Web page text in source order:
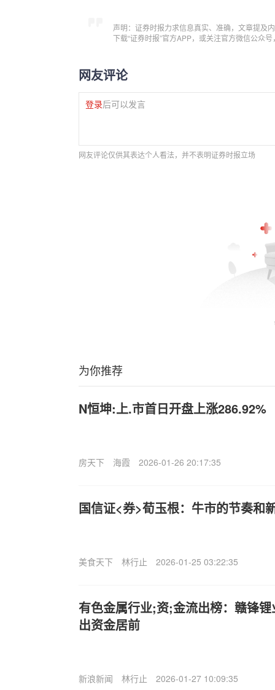
声明：证券时报力求信息真实、准确，文章提及
下载“证券时报”官方APP，或关注官方微信公众
网友评论
登录后可以发言
网友评论仅供其表达个人看法，并不表明证券时报立场
为你推荐
N恒坤:上.市首日开盘上涨286.92%
房天下 海霞 2026-01-26 20:17:35
国信证<券>荀玉根：牛市的节奏和
美食天下 林行止 2026-01-25 03:22:35
有色金属行业;资;金流出榜：赣锋
出资金居前
新浪新闻 林行止 2026-01-27 10:09:35